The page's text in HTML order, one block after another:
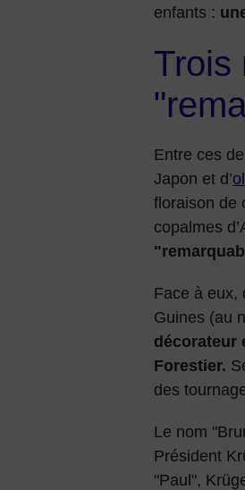
enfants :
Trois
Entre ces
Japon et d’
floraison de
copalmes
Face à eux,
Guines (au
décorateur
Forestier.
des
Le nom
Président
"Paul",